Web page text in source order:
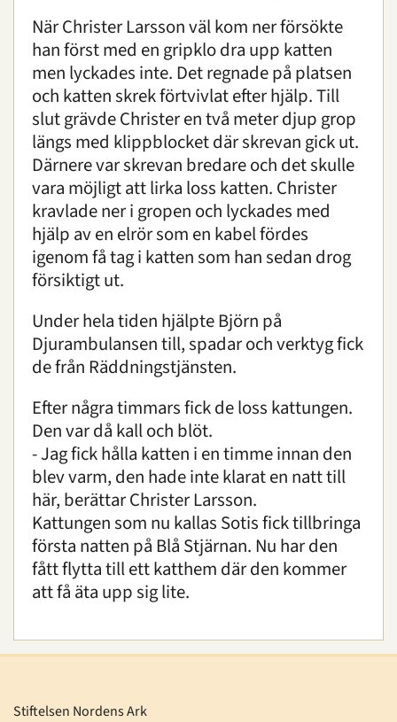
När Christer Larsson väl kom ner försökte
han först med en gripklo dra upp katten
men lyckades inte. Det regnade på platsen
och katten skrek förtvivlat efter hjälp. Till
slut grävde Christer en två meter djup grop
längs med klippblocket där skrevan gick ut.
Därnere var skrevan bredare och det skulle
vara möjligt att lirka loss katten. Christer
kravlade ner i gropen och lyckades med
hjälp av en elrör som en kabel fördes
igenom få tag i katten som han sedan drog
försiktigt ut.
Under hela tiden hjälpte Björn på
Djurambulansen till, spadar och verktyg fick
de från Räddningstjänsten.
Efter några timmars fick de loss kattungen.
Den var då kall och blöt.
- Jag fick hålla katten i en timme innan den
blev varm, den hade inte klarat en natt till
här, berättar Christer Larsson.
Kattungen som nu kallas Sotis fick tillbringa
första natten på Blå Stjärnan. Nu har den
fått flytta till ett katthem där den kommer
att få äta upp sig lite.
Stiftelsen Nordens Ark